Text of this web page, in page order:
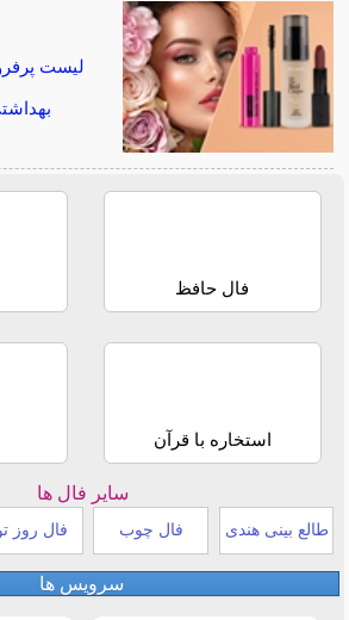
لیست
بهداشتی با
فال حافظ
استخاره با قرآن
سایر فال ها
طالع بینی هندی فال چوب فال روز
سرویس ها